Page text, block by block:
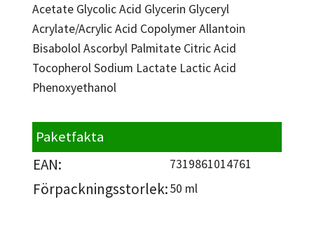
Acetate Glycolic Acid Glycerin Glyceryl
Acrylate/Acrylic Acid Copolymer Allantoin
Bisabolol Ascorbyl Palmitate Citric Acid
Tocopherol Sodium Lactate Lactic Acid
Phenoxyethanol
Paketfakta
EAN: 7319861014761
Förpackningsstorlek:50 ml